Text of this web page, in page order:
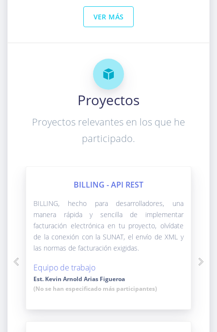
VER MÁS
Proyectos
Proyectos relevantes en los que he
participado.
BILLING - API REST
BILLING, hecho para desarrolladores, una
manera rápida y sencilla de implementar
facturación electrónica en tu proyecto, olvídate
de la conexión con la SUNAT, el envío de XML y
las normas de facturación exigidas.
Equipo de trabajo
Est. Kevin Arnold Arias Figueroa
(No se han especificado más participantes)
Previous Next